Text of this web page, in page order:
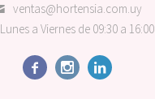
ventas@hortensia.com.uy
Lunes a Viernes de 09:30 a 16:00
  